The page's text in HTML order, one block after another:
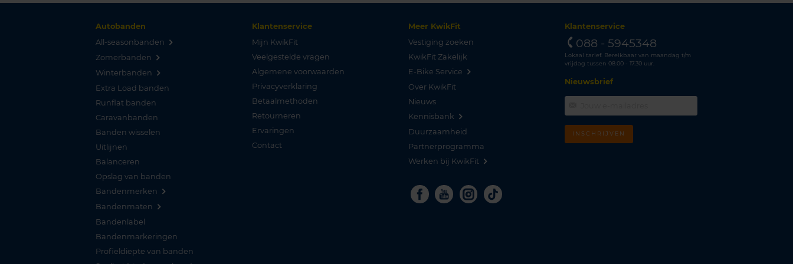
Autobanden
All-seasonbanden
Zomerbanden
Winterbanden
Extra Load banden
Runflat banden
Caravanbanden
Banden wisselen
Uitlijnen
Balanceren
Opslag van banden
Bandenmerken
Bandenmaten
Bandenlabel
Bandenmarkeringen
Profieldiepte van banden
Klantenservice
Mijn KwikFit
Veelgestelde vragen
Algemene voorwaarden
Privacyverklaring
Betaalmethoden
Retourneren
Ervaringen
Contact
Meer KwikFit
Vestiging zoeken
KwikFit Zakelijk
E-Bike Service
Over KwikFit
Nieuws
Kennisbank
Duurzaamheid
Partnerprogramma
Werken bij KwikFit
Facebook
YoutubeInstagram
Tiktok
Klantenservice
088 - 5945348
Lokaal tarief. Bereikbaar van maandag t/m
vrijdag tussen 08.00 - 17.30 uur.
Nieuwsbrief
INSCHRIJVEN